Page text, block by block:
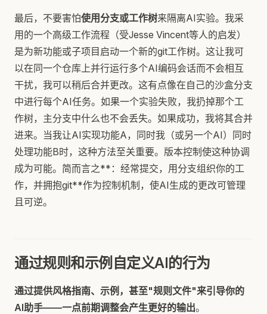
最后，不要害怕使用分支或工作树来隔离AI实验。我采
用的一个高级工作流程（受Jesse Vincent等人的启发）
是为新功能或子项目启动一个新的git工作树。这让我可
以在同一个仓库上并行运行多个AI编码会话而不会相互
干扰，我可以稍后合并更改。这有点像在自己的沙盒分支
中进行每个AI任务。如果一个实验失败，我扔掉那个工
作树，主分支中什么也不会丢失。如果成功，我将其合并
进来。当我让AI实现功能A，同时我（或另一个AI）同时
处理功能B时，这种方法至关重要。版本控制使这种协调
成为可能。简而言之**：经常提交，用分支组织你的工
作，并拥抱git**作为控制机制，使AI生成的更改可管理
且可逆。
通过规则和示例自定义AI的行为
通过提供风格指南、示例，甚至"规则文件"来引导你的
AI助手——一点前期调整会产生更好的输出。